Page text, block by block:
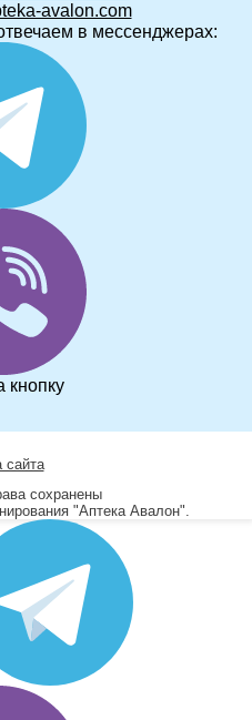
avalon.com
в мессенджерах:
сайта
сохранены
"Аптека Авалон".